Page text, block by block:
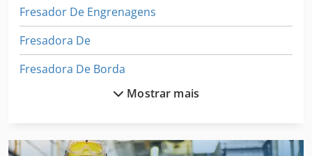
Fresador De Engrenagens
Fresadora De
Fresadora De Borda
Fresadora De EngrenagensMostrar mais